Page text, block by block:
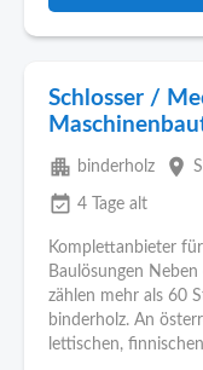
Schlosser /
apartment binderholz place
event_available 4 Tage alt
Komplettanbieter
Baulösungen
zählen mehr als 60
binderholz. An
lettischen,